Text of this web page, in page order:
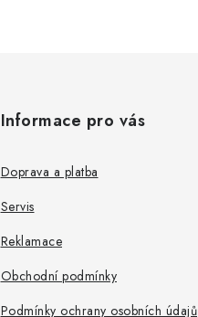
Informace pro vás
Doprava a platba
Servis
Reklamace
Obchodní podmínky
Podmínky ochrany osobních údajů